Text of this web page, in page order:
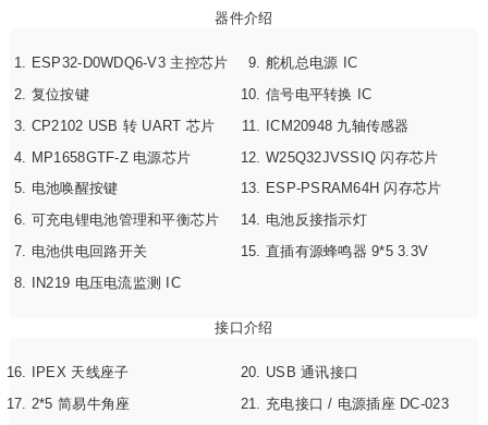
器件介绍
ESP32-D0WDQ6-V3 主控芯片
复位按键
CP2102 USB 转 UART 芯片
MP1658GTF-Z 电源芯片
电池唤醒按键
可充电锂电池管理和平衡芯片
电池供电回路开关
IN219 电压电流监测 IC
舵机总电源 IC
信号电平转换 IC
ICM20948 九轴传感器
W25Q32JVSSIQ 闪存芯片
ESP-PSRAM64H 闪存芯片
电池反接指示灯
直插有源蜂鸣器 9*5 3.3V
接口介绍
IPEX 天线座子
2*5 简易牛角座
USB 通讯接口
充电接口 / 电源插座 DC-023